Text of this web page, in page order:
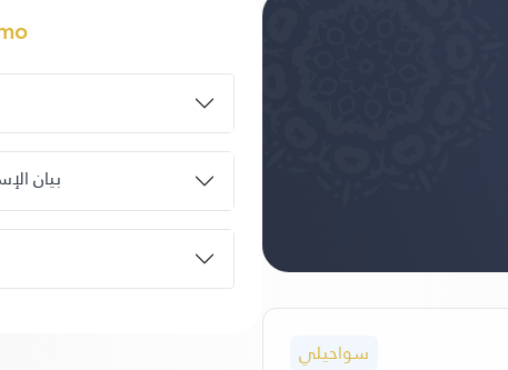
بيان
سواحيلي